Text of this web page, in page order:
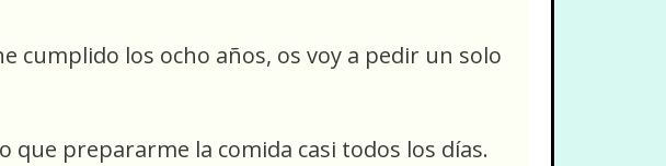
cumplido los ocho años, os voy a pedir un solo
que prepararme la comida casi todos los días.